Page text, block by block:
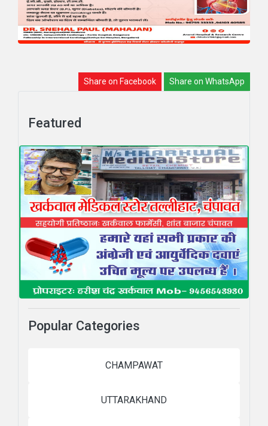
Share on Facebook Share on WhatsApp
Featured
Popular Categories
CHAMPAWAT
UTTARAKHAND